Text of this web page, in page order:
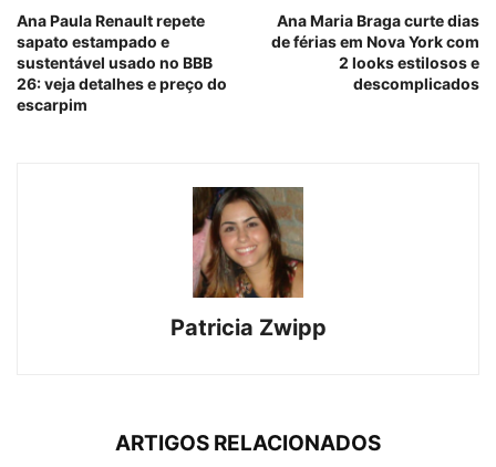
Ana Paula Renault repete
sapato estampado e
sustentável usado no BBB
26: veja detalhes e preço do
escarpim
Ana Maria Braga curte dias
de férias em Nova York com
2 looks estilosos e
descomplicados
Patricia Zwipp
ARTIGOS RELACIONADOS